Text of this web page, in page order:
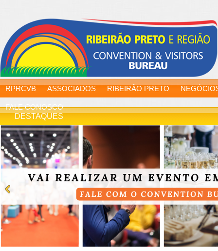
RPRCVB ASSOCIADOS RIBEIRÃO PRETO
FALE CONOSCO
DESTAQUES